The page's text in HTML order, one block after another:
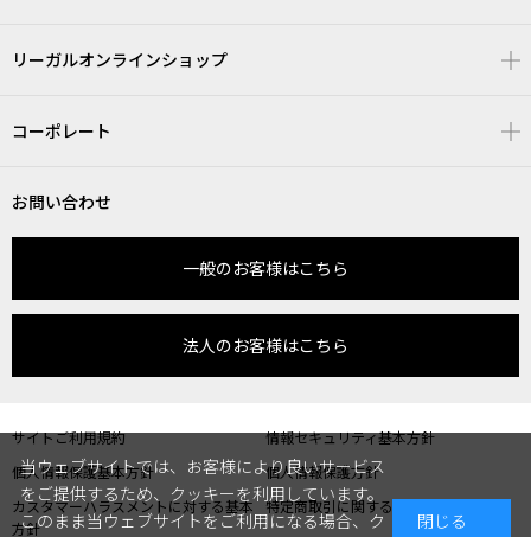
リーガルオンラインショップ
コーポレート
お問い合わせ
一般のお客様はこちら
法人のお客様はこちら
サイトご利用規約
情報セキュリティ基本方針
個人情報保護基本方針
個人情報保護方針
カスタマーハラスメントに対する基本
方針
特定商取引に関する表記
当ウェブサイトでは、お客様により良いサービス
をご提供するため、クッキーを利用しています。
このまま当ウェブサイトをご利用になる場合、ク
閉じる